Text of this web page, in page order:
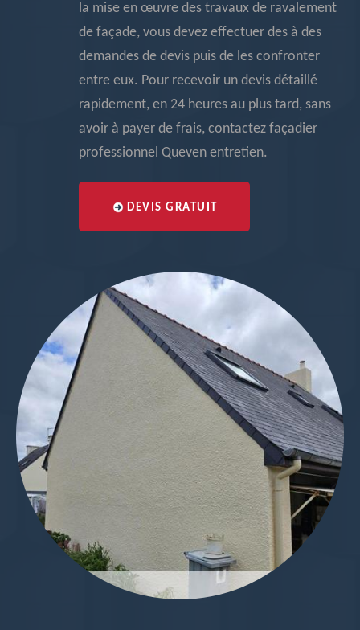
la mise en œuvre des travaux de ravalement
de façade, vous devez effectuer des à des
demandes de devis puis de les confronter
entre eux. Pour recevoir un devis détaillé
rapidement, en 24 heures au plus tard, sans
avoir à payer de frais, contactez façadier
professionnel Queven entretien.
DEVIS GRATUIT